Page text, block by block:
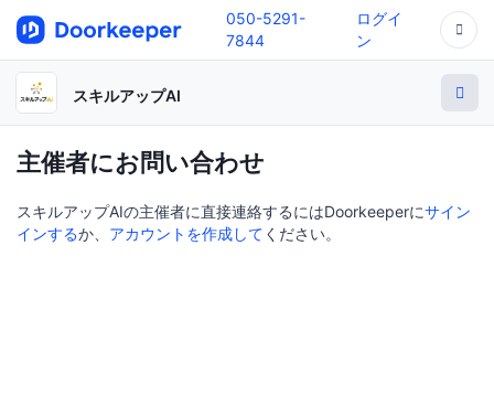
050-5291-
7844
ログイ
ン
スキルアップAI
主催者にお問い合わせ
スキルアップAIの主催者に直接連絡するにはDoorkeeperにサイン
インするか、 アカウントを作成して ください。